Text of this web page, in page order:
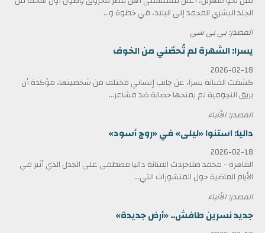
الجلد البشري المجمد إلى البلاد، في خطوة و...
المصدر: بي بي سي
يسرا: الشهرة لم تُحصّني من الخوف
2026-02-18
كشفت الفنانة يسرا، عن جانب إنساني مختلف من شخصيتها، مؤكدة أن
بريق النجومية لم يمنحها حصانة ضد مشاعر...
المصدر: الأنباء
داليا: استنوا «ليلى» في «روج أسود»
2026-02-18
القاهرة - محمد صلاحردت الفنانة داليا مصطفى على الجدل الذي أثير في
الأيام الماضية حول المنشورات التي...
المصدر: الأنباء
جديد نسرين طافش.. «أرض جديدة»